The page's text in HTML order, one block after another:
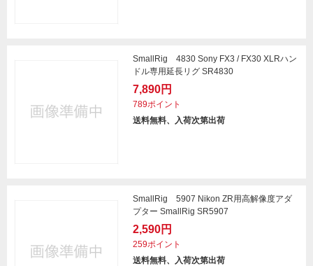
SmallRig 4830 Sony FX3 / FX30 XLRハン
ドル専用延長リグ SR4830
7,890円
789ポイント
送料無料、入荷次第出荷
SmallRig 5907 Nikon ZR用高解像度アダ
プター SmallRig SR5907
2,590円
259ポイント
送料無料、入荷次第出荷